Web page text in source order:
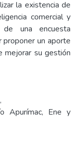
la existencia de
comercial y
de una encuesta
un aporte
mejorar su gestión
,
Apurímac, Ene y